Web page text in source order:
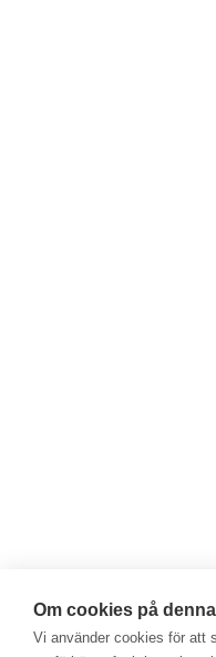
Om cookies på
Vi använder cookies för att